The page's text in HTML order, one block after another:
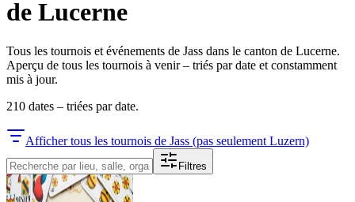
de Lucerne
Tous les tournois et événements de Jass dans le canton de Lucerne.
Aperçu de tous les tournois à venir – triés par date et constamment
mis à jour.
210 dates – triées par date.
Afficher tous les tournois de Jass (pas seulement Luzern)
Filtres